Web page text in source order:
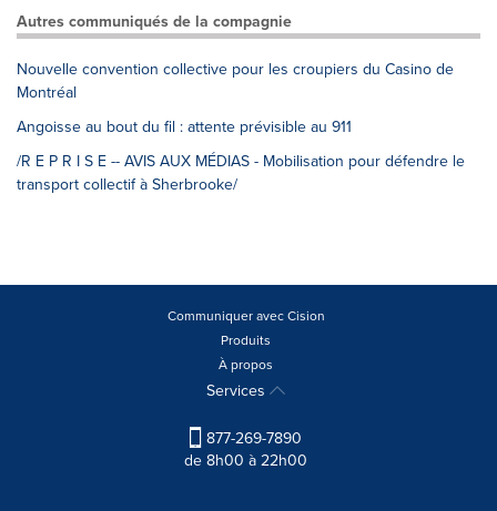
Autres communiqués de la compagnie
Nouvelle convention collective pour les croupiers du Casino de
Montréal
Angoisse au bout du fil : attente prévisible au 911
/R E P R I S E -- AVIS AUX MÉDIAS - Mobilisation pour défendre le
transport collectif à Sherbrooke/
Communiquer avec Cision
Produits
À propos
Services
877-269-7890
de 8h00 à 22h00